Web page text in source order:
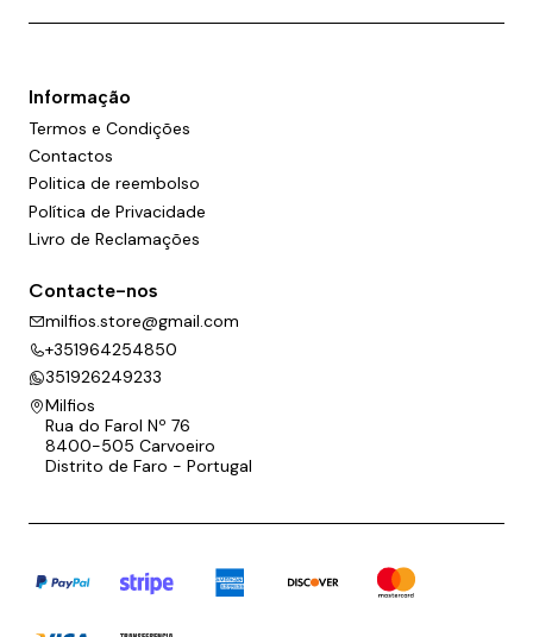
Informação
Termos e Condições
Contactos
Politica de reembolso
Política de Privacidade
Livro de Reclamações
Contacte-nos
milfios.store@gmail.com
+351964254850
351926249233
Milfios
Rua do Farol Nº 76
8400-505 Carvoeiro
Distrito de Faro - Portugal